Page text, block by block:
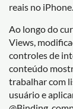
reais no iPhone.
Ao longo do
Views,
controles de
conteúdo
trabalhar com
usuário e